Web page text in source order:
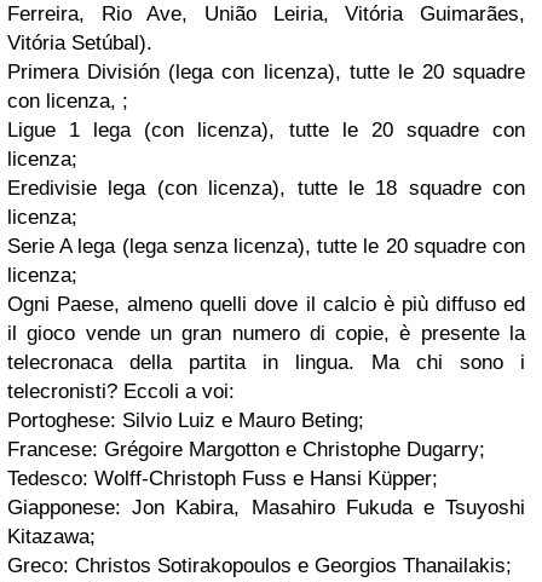
Ferreira, Rio Ave, União Leiria, Vitória Guimarães,
Vitória Setúbal).
Primera División (lega con licenza), tutte le 20 squadre
con licenza, ;
Ligue 1 lega (con licenza), tutte le 20 squadre con
licenza;
Eredivisie lega (con licenza), tutte le 18 squadre con
licenza;
Serie A lega (lega senza licenza), tutte le 20 squadre con
licenza;
Ogni Paese, almeno quelli dove il calcio è più diffuso ed
il gioco vende un gran numero di copie, è presente la
telecronaca della partita in lingua. Ma chi sono i
telecronisti? Eccoli a voi:
Portoghese: Silvio Luiz e Mauro Beting;
Francese: Grégoire Margotton e Christophe Dugarry;
Tedesco: Wolff-Christoph Fuss e Hansi Küpper;
Giapponese: Jon Kabira, Masahiro Fukuda e Tsuyoshi
Kitazawa;
Greco: Christos Sotirakopoulos e Georgios Thanailakis;